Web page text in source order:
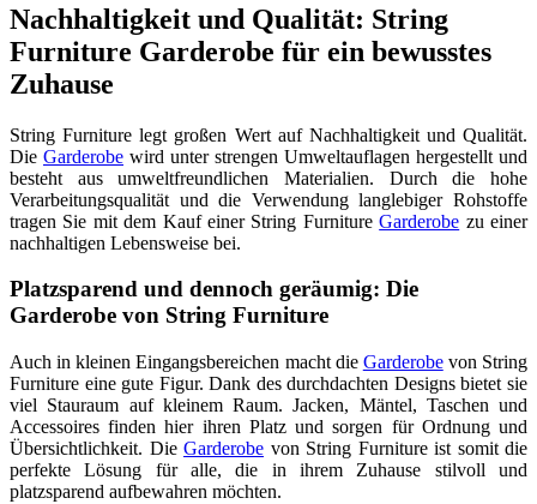
Nachhaltigkeit und Qualität: String
Furniture Garderobe für ein bewusstes
Zuhause
String Furniture legt großen Wert auf Nachhaltigkeit und Qualität.
Die Garderobe wird unter strengen Umweltauflagen hergestellt und
besteht aus umweltfreundlichen Materialien. Durch die hohe
Verarbeitungsqualität und die Verwendung langlebiger Rohstoffe
tragen Sie mit dem Kauf einer String FurnitureGarderobe zu einer
nachhaltigen Lebensweise bei.
Platzsparend und dennoch geräumig: Die
Garderobe von String Furniture
Auch in kleinen Eingangsbereichen macht die Garderobevon String
Furniture eine gute Figur. Dank des durchdachten Designs bietet sie
viel Stauraum auf kleinem Raum. Jacken, Mäntel, Taschen und
Accessoires finden hier ihren Platz und sorgen für Ordnung und
Übersichtlichkeit. Die Garderobe von String Furniture ist somit die
perfekte Lösung für alle, die in ihrem Zuhause stilvoll und
platzsparend aufbewahren möchten.